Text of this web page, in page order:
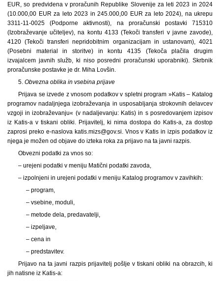
EUR, so predvidena v proračunih Republike Slovenije za leti 2023 in 2024
(10.000,00 EUR za leto 2023 in 245.000,00 EUR za leto 2024), na ukrepu
3311-11-0025 (Podporne aktivnosti), na proračunski postavki 715310
(Izobraževanje učiteljev), na kontu 4133 (Tekoči transferi v javne zavode),
4120 (Tekoči transferi nepridobitnim organizacijam in ustanovam), 4021
(Posebni material in storitve) in kontu 4135 (Tekoča plačila drugim
izvajalcem javnih služb, ki niso posredni proračunski uporabniki). Skrbnik
proračunske postavke je dr. Miha Lovšin.
5. Obvezna oblika in vsebina prijave
Prijava se izvede z vnosom podatkov v spletni program »Katis – Katalog
programov nadaljnjega izobraževanja in usposabljanja strokovnih delavcev
vzgoji in izobraževanju« (v nadaljevanju: Katis) in s posredovanjem izpisov
iz Katis-a v tiskani obliki. Prijavitelj, ki nima dostopa do Katis-a, za dostop
zaprosi preko e-naslova katis.mizs@gov.si. Vnos v Katis in izpis podatkov iz
njega je možen od objave do izteka roka za prijavo na ta javni razpis.
Obvezni podatki za vnos so:
– urejeni podatki v meniju Matični podatki zavoda,
– izpolnjeni in urejeni podatki v meniju Katalog programov v zavihkih:
– program,
– vsebine, moduli,
– metode dela, predavatelji,
– izpeljave,
– cena in
– predstavitev.
Prijavo na ta javni razpis prijavitelj pošlje v tiskani obliki na obrazcih, ki
jih natisne iz Katis-a: